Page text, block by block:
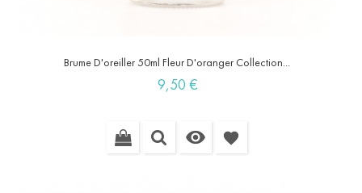
Brume D'oreiller 50ml Fleur D'oranger Collection...
Prix
9,50 €
 favorite